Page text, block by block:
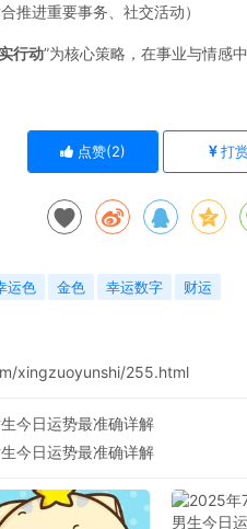
推进重要事务、社交活动）
行动”为核心策略，在事业与情感
点赞(2) 打
运色 金色 幸运数字 财运
xingzuoyunshi/255.html
今日运势最准确详解
今日运势最准确详解